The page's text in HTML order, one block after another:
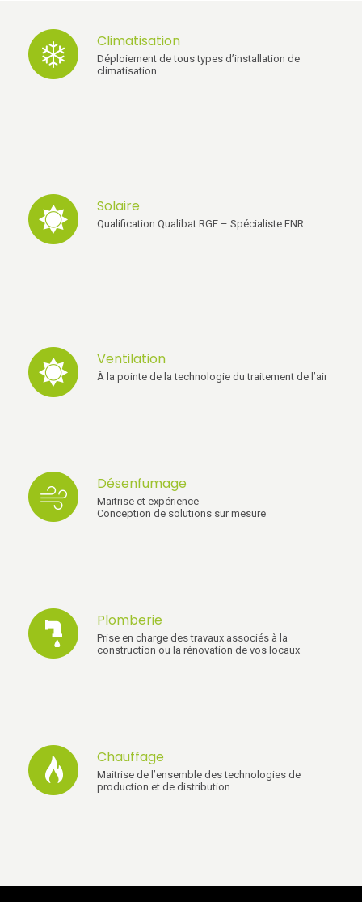
Climatisation
Déploiement de tous types d’installation de
climatisation
Solaire
Qualification Qualibat RGE – Spécialiste ENR
Ventilation
À la pointe de la technologie du traitement de l’air
Désenfumage
Maitrise et expérience
Conception de solutions sur mesure
Plomberie
Prise en charge des travaux associés à la
construction ou la rénovation de vos locaux
Chauffage
Maitrise de l’ensemble des technologies de
production et de distribution